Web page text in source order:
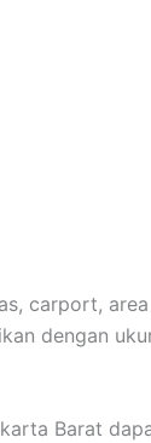
carport,
dengan
Barat